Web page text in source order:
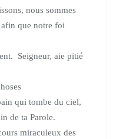
nous sommes
afin que notre foi
Seigneur, aie pitié
qui tombe du ciel,
de ta Parole.
miraculeux des